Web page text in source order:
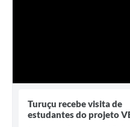
Turuçu recebe visita de
estudantes do projeto